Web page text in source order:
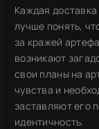
Каждая
лучше понять,
за кражей
возникают
свои планы на
чувства и
заставляют его
идентичность.